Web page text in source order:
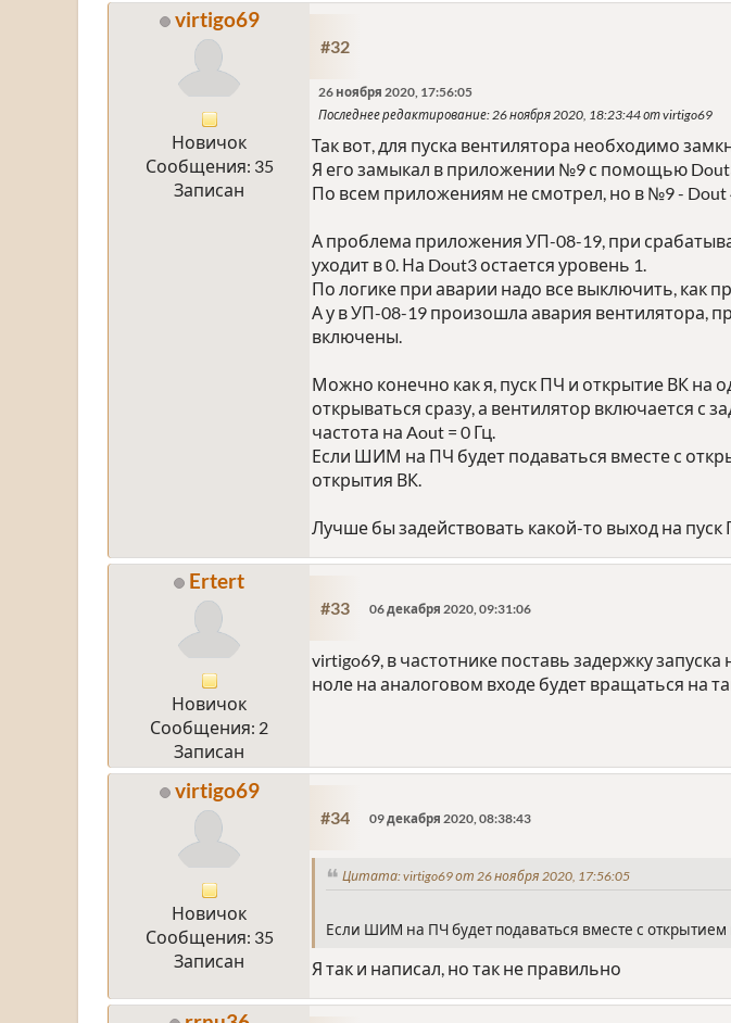
virtigo69
Новичок
Сообщения: 35
Записан
#32
26 ноября 2020, 17:56:05
Последнее редактирование: 26 ноября 2020, 18:23:44 от virtigo69
Так вот, для пуска вентилятора необходимо
Я его замыкал в приложении №9 с помощью
По всем приложениям не смотрел, но в №9 - Dout
А проблема приложения УП-08-19, при
уходит в 0. На Dout3 остается уровень 1.
По логике при аварии надо все выключить, как
А у в УП-08-19 произошла авария вентилятора,
включены.
Можно конечно как я, пуск ПЧ и открытие ВК на
открываться сразу, а вентилятор включается с
частота на Aout = 0 Гц.
Если ШИМ на ПЧ будет подаваться вместе с
открытия ВК.
Лучше бы задействовать какой-то выход на пуск
Ertert
Новичок
Сообщения: 2
Записан
#33 06 декабря 2020, 09:31:06
virtigo69, в частотнике поставь задержку
ноле на аналоговом входе будет вращаться на
virtigo69
Новичок
Сообщения: 35
Записан
#34 09 декабря 2020, 08:38:43
Цитата: virtigo69 от 26 ноября 2020, 17:56:05
Если ШИМ на ПЧ будет подаваться вместе с
Я так и написал, но так не правильно